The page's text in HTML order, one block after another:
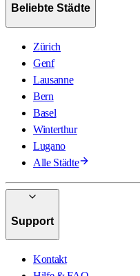
Beliebte Städte
Zürich
Genf
Lausanne
Bern
Basel
Winterthur
Lugano
Alle Städte
Support
Kontakt